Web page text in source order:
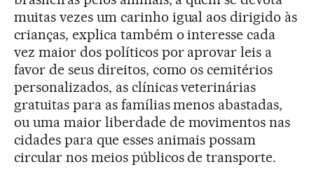
muitas vezes um carinho igual aos dirigido às
crianças, explica também o interesse cada
vez maior dos políticos por aprovar leis a
favor de seus direitos, como os cemitérios
personalizados, as clínicas veterinárias
gratuitas para as famílias menos abastadas,
ou uma maior liberdade de movimentos nas
cidades para que esses animais possam
circular nos meios públicos de transporte.